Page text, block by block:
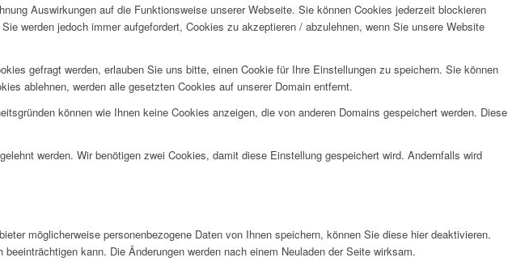
Auswirkungen auf die Funktionsweise unserer Webseite. Sie können Cookies jederzeit blockieren
werden jedoch immer aufgefordert, Cookies zu akzeptieren / abzulehnen, wenn Sie unsere Website
gefragt werden, erlauben Sie uns bitte, einen Cookie für Ihre Einstellungen zu speichern. Sie können
ablehnen, werden alle gesetzten Cookies auf unserer Domain entfernt.
können wie Ihnen keine Cookies anzeigen, die von anderen Domains gespeichert werden. Diese
werden. Wir benötigen zwei Cookies, damit diese Einstellung gespeichert wird. Andernfalls wird
möglicherweise personenbezogene Daten von Ihnen speichern, können Sie diese hier deaktivieren.
kann. Die Änderungen werden nach einem Neuladen der Seite wirksam.